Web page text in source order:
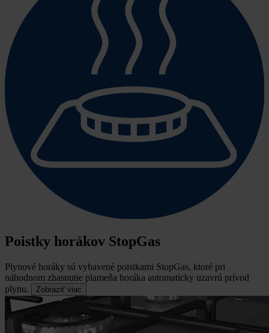
Poistky horákov StopGas
Plynové horáky sú vybavené poistkami StopGas, ktoré pri
náhodnom zhasnutie plameňa horáka automaticky uzavrú prívod
plynu.
Zobraziť viac